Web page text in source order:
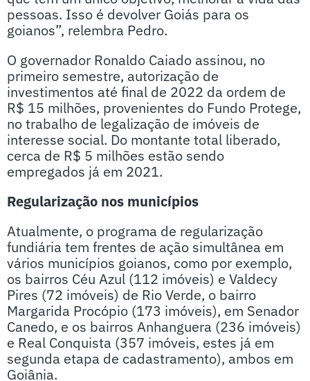
pessoas. Isso é devolver Goiás para os
goianos”, relembra Pedro.
O governador Ronaldo Caiado assinou, no
primeiro semestre, autorização de
investimentos até final de 2022 da ordem de
R$ 15 milhões, provenientes do Fundo Protege,
no trabalho de legalização de imóveis de
interesse social. Do montante total liberado,
cerca de R$ 5 milhões estão sendo
empregados já em 2021.
Regularização nos municípios
Atualmente, o programa de regularização
fundiária tem frentes de ação simultânea em
vários municípios goianos, como por exemplo,
os bairros Céu Azul (112 imóveis) e Valdecy
Pires (72 imóveis) de Rio Verde, o bairro
Margarida Procópio (173 imóveis), em Senador
Canedo, e os bairros Anhanguera (236 imóveis)
e Real Conquista (357 imóveis, estes já em
segunda etapa de cadastramento), ambos em
Goiânia.